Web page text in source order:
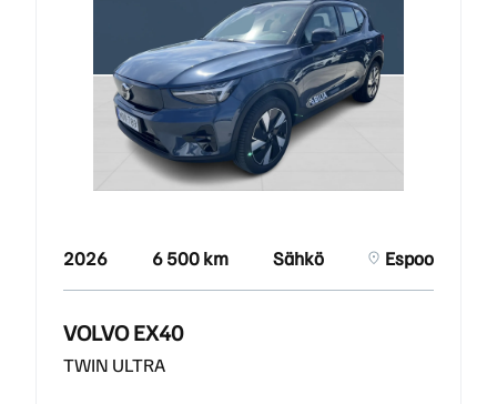
2026 6 500 km Sähkö Espoo
VOLVO EX40
TWIN ULTRA